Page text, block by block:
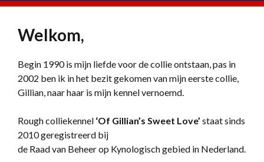
Welkom,
Begin 1990 is mijn liefde voor de collie ontstaan, pas in
2002 ben ik in het bezit gekomen van mijn eerste collie,
Gillian, naar haar is mijn kennel vernoemd.
Rough colliekennel ‘Of Gillian’s Sweet Love’ staat sinds
2010 geregistreerd bij
de Raad van Beheer op Kynologisch gebied in Nederland.